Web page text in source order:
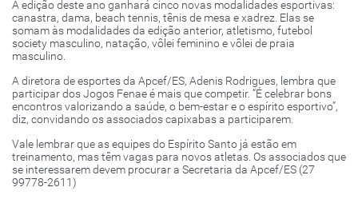
A edição deste ano ganhará cinco novas modalidades esportivas:
canastra, dama, beach tennis, tênis de mesa e xadrez. Elas se
somam às modalidades da edição anterior, atletismo, futebol
society masculino, natação, vôlei feminino e vôlei de praia
masculino.
A diretora de esportes da Apcef/ES, Adenis Rodrigues, lembra que
participar dos Jogos Fenae é mais que competir. “É celebrar bons
encontros valorizando a saúde, o bem-estar e o espírito esportivo”,
diz, convidando os associados capixabas a participarem.
Vale lembrar que as equipes do Espírito Santo já estão em
treinamento, mas têm vagas para novos atletas. Os associados que
se interessarem devem procurar a Secretaria da Apcef/ES (27
99778-2611)